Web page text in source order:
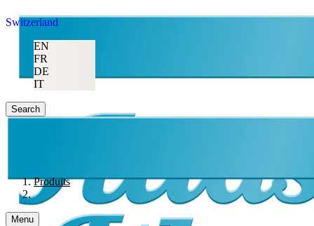
Switzerland
EN
FR
DE
IT
Search
Produits
Menu